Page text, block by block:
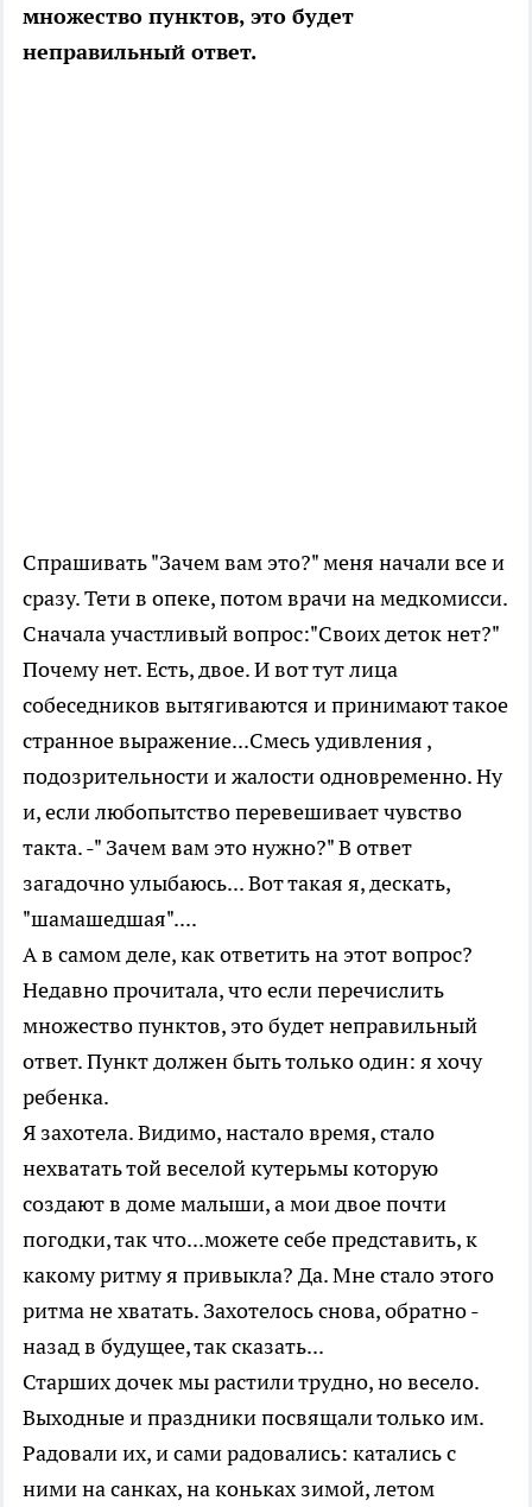
множество пунктов, это будет
неправильный ответ.
Спрашивать "Зачем вам это?" меня начали все и
сразу. Тети в опеке, потом врачи на медкомисси.
Сначала участливый вопрос:"Своих деток нет?"
Почему нет. Есть, двое. И вот тут лица
собеседников вытягиваются и принимают такое
странное выражение...Смесь удивления ,
подозрительности и жалости одновременно. Ну
и, если любопытство перевешивает чувство
такта. -" Зачем вам это нужно?" В ответ
загадочно улыбаюсь... Вот такая я, дескать,
"шамашедшая"....
А в самом деле, как ответить на этот вопрос?
Недавно прочитала, что если перечислить
множество пунктов, это будет неправильный
ответ. Пункт должен быть только один: я хочу
ребенка.
Я захотела. Видимо, настало время, стало
нехватать той веселой кутерьмы которую
создают в доме малыши, а мои двое почти
погодки, так что...можете себе представить, к
какому ритму я привыкла? Да. Мне стало этого
ритма не хватать. Захотелось снова, обратно -
назад в будущее, так сказать...
Старших дочек мы растили трудно, но весело.
Выходные и праздники посвящали только им.
Радовали их, и сами радовались: катались с
ними на санках, на коньках зимой, летом